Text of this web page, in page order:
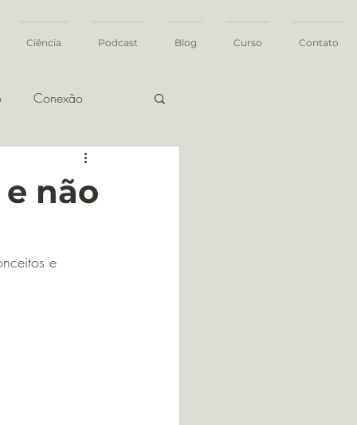
Ciência Podcast Blog Curso Contato
Conexão
não